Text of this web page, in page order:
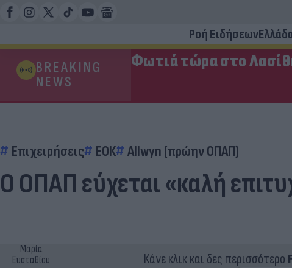
Ροή Ειδήσεων
BREAKING
NEWS
Φωτιά τώρα στο
Επιχειρήσεις ΕΟΚ Allwyn (πρώην ΟΠΑΠ)
Ο ΟΠΑΠ εύχεται «καλή
Μαρία
Ευσταθίου
Κάνε κλικ και δες περισσότερο